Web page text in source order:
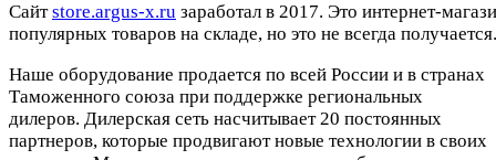
Cайтstore.argus-x.ru заработал в 2017. Это интернет-
популярных товаров на складе, но это не всегда
Наше оборудование продается по всей России и в странах
Таможенного союза при поддержке региональных
дилеров. Дилерская сеть насчитывает 20 постоянных
партнеров, которые продвигают новые технологии в своих